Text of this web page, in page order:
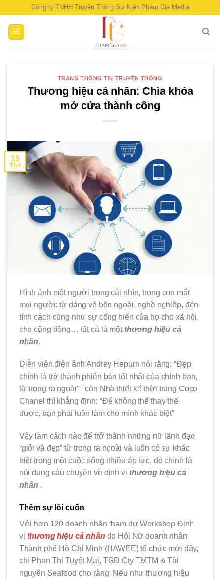
content
Công ty TNHH Truyền Thông Sự Kiện Phạm Gia Media
TRANG THÔNG TIN TRUYỀN THÔNG
Thương hiệu cá nhân: Chìa khóa
mở cửa thành công
15
Th4
Hình ảnh một người trong cái nhìn, trong con mắt
mọi người: từ dáng vẻ bên ngoài, nghề nghiệp, đến
tính cách cũng như sự cống hiến của họ cho xã hội,
cho cộng đồng… tất cả là một thương hiệu cá
nhân.
Diễn viên điện ảnh Andrey Hepurn nói rằng: “Đẹp
chính là trở thành phiên bản tốt nhất của chính bạn,
từ trong ra ngoài” , còn Nhà thiết kế thời trang Coco
Chanel thì khẳng định: “Để không thể thay thế
được, bạn phải luôn làm cho mình khác biệt”
Vậy làm cách nào để trở thành những nữ lãnh đạo
“giỏi và đẹp” từ trong ra ngoài và luôn có sự khác
biệt trong một cuộc sống nhiều áp lực, đó chính là
nội dung câu chuyện về định vị thương hiệu cá
nhân .
Thêm sự lôi cuốn
Với hơn 120 doanh nhân tham dự Workshop Định
vị thương hiệu cá nhân do Hội Nữ doanh nhân
Thành phố Hồ Chí Minh (HAWEE) tổ chức mới đây,
chị Phan Thị Tuyết Mai, TGĐ Cty TMTM & Tài
nguyên Seafood cho rằng: Nếu như thương hiệu